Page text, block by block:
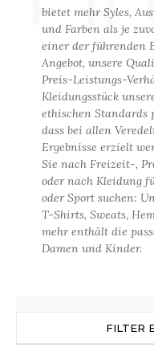
MEDIZIN/
BLUSEN
PRODUKTE
YOUR BRAND
SI ON L'APPELAIT
VERANTWORTLICH
MEDIATHEK
NACHHALTIGE
KUNDENKONTO
bietet mehr Syles,
und Farben als je
einer der führenden
Angebot, unsere
Preis-Leistungs-
Kleidungs­stück
ethischen Standards
dass bei allen
Ergebnisse erzielt
Sie nach Freizeit-,
oder nach Kleidung
oder Sport suchen:
T-Shirts, Sweats,
mehr enthält die
Damen und Kinder.
FILTER